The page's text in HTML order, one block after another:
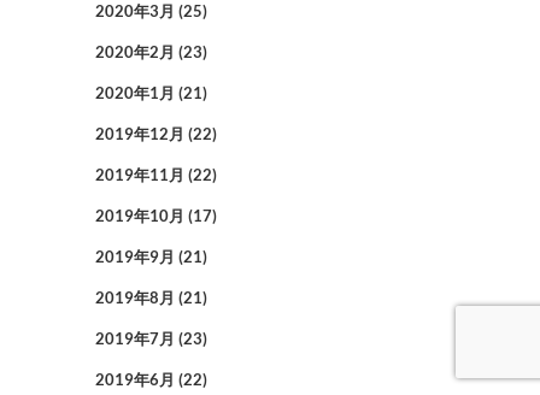
2020年3月 (25)
2020年2月 (23)
2020年1月 (21)
2019年12月 (22)
2019年11月 (22)
2019年10月 (17)
2019年9月 (21)
2019年8月 (21)
2019年7月 (23)
2019年6月 (22)